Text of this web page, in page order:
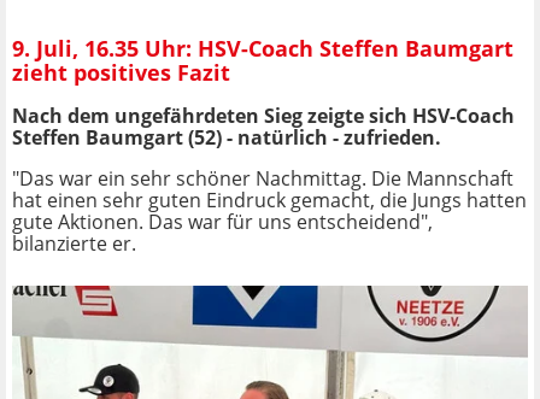
9. Juli, 16.35 Uhr: HSV-Coach Steffen Baumgart
zieht positives Fazit
Nach dem ungefährdeten Sieg zeigte sich HSV-Coach
Steffen Baumgart (52) - natürlich - zufrieden.
"Das war ein sehr schöner Nachmittag. Die Mannschaft
hat einen sehr guten Eindruck gemacht, die Jungs hatten
gute Aktionen. Das war für uns entscheidend",
bilanzierte er.